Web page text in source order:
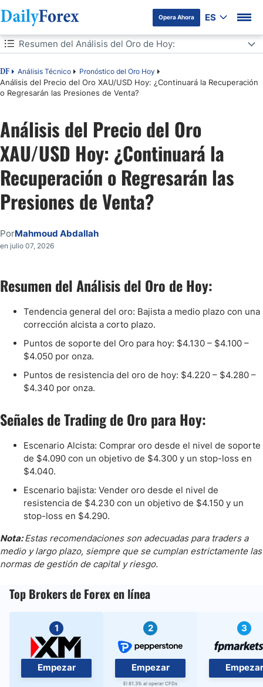
Opera Ahora ES
Tabla de contenidos
DF Análisis Técnico Pronóstico del Oro Hoy
Análisis del Precio del Oro XAU/USD Hoy: ¿Continuará la Recuperación
o Regresarán las Presiones de Venta?
Resumen del Análisis del Oro de Hoy:
Resumen del Análisis del Oro de Hoy:
Señales de Trading de Oro para Hoy:
Análisis Técnico Diario del Oro/Dólar Estadounidense (XAU/USD)
Pronósticos Futuros del Oro
Análisis del Precio del Oro
XAU/USD Hoy: ¿Continuará la
Recuperación o Regresarán las
Presiones de Venta?
PorMahmoud Abdallah
en julio 07, 2026
Resumen del Análisis del Oro de Hoy:
Tendencia general del oro: Bajista a medio plazo con una
corrección alcista a corto plazo.
Puntos de soporte del Oro para hoy: $4.130 – $4.100 –
$4.050 por onza.
Puntos de resistencia del oro de hoy: $4.220 – $4.280 –
$4.340 por onza.
Señales de Trading de Oro para Hoy:
Escenario Alcista: Comprar oro desde el nivel de soporte
de $4.090 con un objetivo de $4.300 y un stop-loss en
$4.040.
Escenario bajista: Vender oro desde el nivel de
resistencia de $4.230 con un objetivo de $4.150 y un
stop-loss en $4.290.
Nota:Estas recomendaciones son adecuadas para traders a
medio y largo plazo, siempre que se cumplan estrictamente las
normas de gestión de capital y riesgo.
Top Brokers de Forex en línea
1
Empezar
2
Empezar
El 81.3% al operar CFDs
3
Empezar